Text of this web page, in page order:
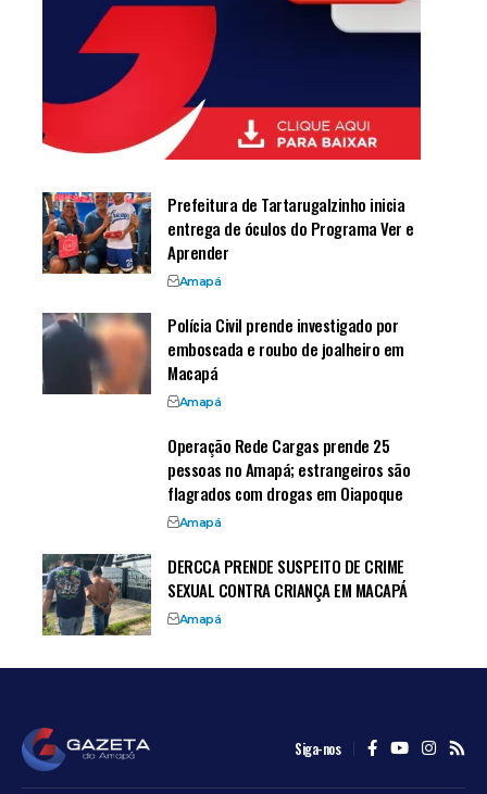
Prefeitura de Tartarugalzinho inicia
entrega de óculos do Programa Ver e
Aprender
Amapá
Polícia Civil prende investigado por
emboscada e roubo de joalheiro em
Macapá
Amapá
Operação Rede Cargas prende 25
pessoas no Amapá; estrangeiros são
flagrados com drogas em Oiapoque
Amapá
DERCCA PRENDE SUSPEITO DE CRIME
SEXUAL CONTRA CRIANÇA EM MACAPÁ
Amapá
Siga-nos